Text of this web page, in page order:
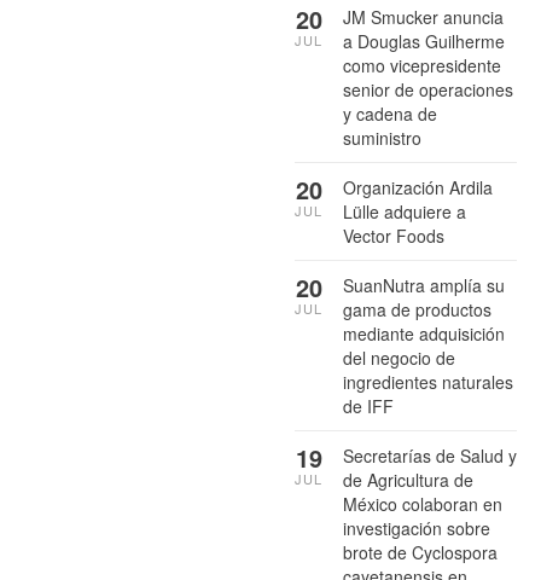
JM Smucker anuncia
a Douglas Guilherme
como vicepresidente
senior de operaciones
y cadena de
suministro
20
JUL
Organización Ardila
Lülle adquiere a
Vector Foods
20
JUL
SuanNutra amplía su
gama de productos
mediante adquisición
del negocio de
ingredientes naturales
de IFF
20
JUL
Secretarías de Salud y
de Agricultura de
México colaboran en
investigación sobre
brote de Cyclospora
19
JUL